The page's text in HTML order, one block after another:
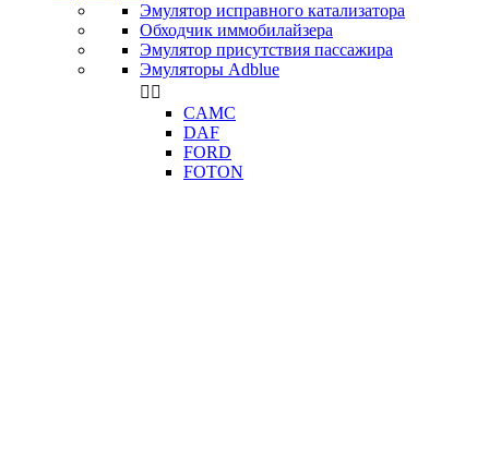
Эмулятор исправного катализатора
Обходчик иммобилайзера
Эмулятор присутствия пассажира
Эмуляторы Adblue
 
CAMC
DAF
FORD
FOTON